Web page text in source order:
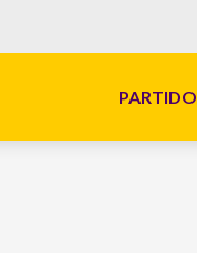
PARTIDO